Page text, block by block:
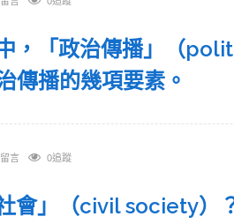
，「政治傳播」（
傳播的幾項要素。
言 0追蹤
會」（civil society）